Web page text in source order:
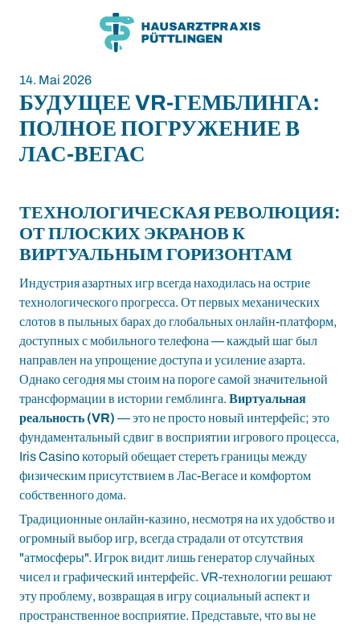
14. Mai 2026
БУДУЩЕЕ VR-ГЕМБЛИНГА:
ПОЛНОЕ ПОГРУЖЕНИЕ В
ЛАС-ВЕГАС
ТЕХНОЛОГИЧЕСКАЯ РЕВОЛЮЦИЯ:
ОТ ПЛОСКИХ ЭКРАНОВ К
ВИРТУАЛЬНЫМ ГОРИЗОНТАМ
Индустрия азартных игр всегда находилась на острие
технологического прогресса. От первых механических
слотов в пыльных барах до глобальных онлайн-платформ,
доступных с мобильного телефона — каждый шаг был
направлен на упрощение доступа и усиление азарта.
Однако сегодня мы стоим на пороге самой значительной
трансформации в истории гемблинга. Виртуальная
реальность (VR) — это не просто новый интерфейс; это
фундаментальный сдвиг в восприятии игрового процесса,
Iris Casinoкоторый обещает стереть границы между
физическим присутствием в Лас-Вегасе и комфортом
собственного дома.
Традиционные онлайн-казино, несмотря на их удобство и
огромный выбор игр, всегда страдали от отсутствия
"атмосферы". Игрок видит лишь генератор случайных
чисел и графический интерфейс. VR-технологии решают
эту проблему, возвращая в игру социальный аспект и
пространственное восприятие. Представьте, что вы не